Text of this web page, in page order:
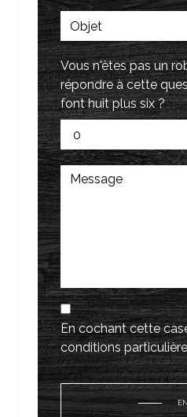
Vous n'êtes pas un
répondre à cette
font huit plus six ?
En cochant cette
conditions